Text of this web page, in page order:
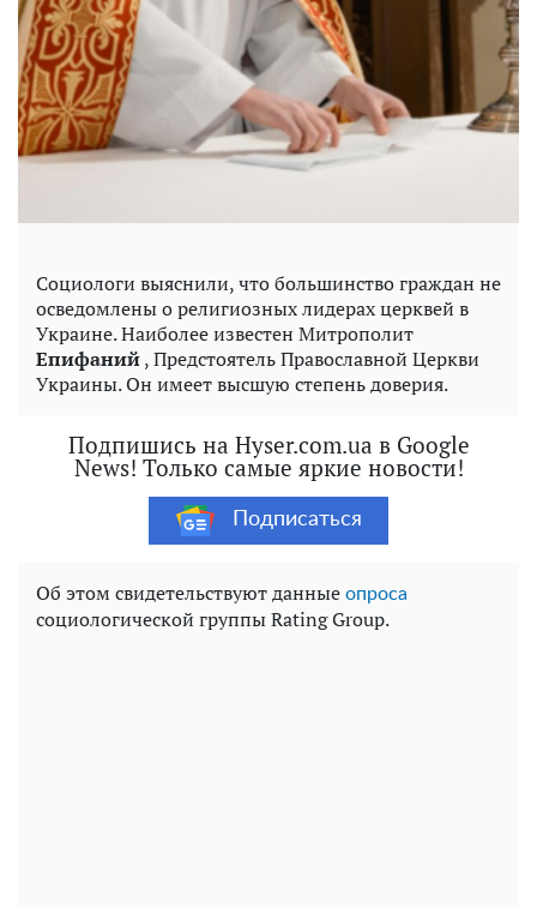
Социологи выяснили, что большинство граждан не
осведомлены о религиозных лидерах церквей в
Украине. Наиболее известен Митрополит
Епифаний, Предстоятель Православной Церкви
Украины. Он имеет высшую степень доверия.
Подпишись на Hyser.com.ua в Google
News! Только самые яркие новости!
Подписаться
Об этом свидетельствуют данные опроса
социологической группы Rating Group.